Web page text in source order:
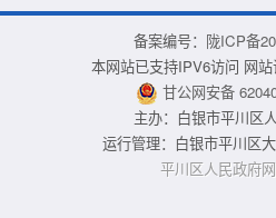
备案编号： 陇ICP备
本网站已支持IPV6访问 网站
甘公网安备
主办：白银市平川区
运行管理：白银市平川区
平川区人民政府